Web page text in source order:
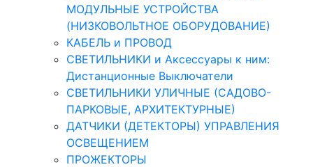
МОДУЛЬНЫЕ УСТРОЙСТВА
(НИЗКОВОЛЬТНОЕ ОБОРУДОВАНИЕ)
КАБЕЛЬ и ПРОВОД
СВЕТИЛЬНИКИ и Аксессуары к ним:
Дистанционные Выключатели
СВЕТИЛЬНИКИ УЛИЧНЫЕ (САДОВО-
ПАРКОВЫЕ, АРХИТЕКТУРНЫЕ)
ДАТЧИКИ (ДЕТЕКТОРЫ) УПРАВЛЕНИЯ
ОСВЕЩЕНИЕМ
ПРОЖЕКТОРЫ